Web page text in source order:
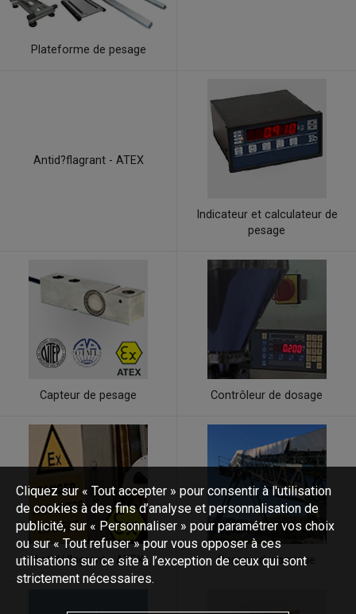
Plateforme de pesage
Antid?flagrant - ATEX
Indicateur et calculateur de
pesage
Capteur de pesage Contrôleur de dosage
Antidéflagrant - ATEX Pesage dynamique
Cliquez sur « Tout accepter » pour consentir à l'utilisation
de cookies à des fins d’analyse et personnalisation de
publicité, sur « Personnaliser » pour paramétrer vos choix
ou sur « Tout refuser » pour vous opposer à ces
utilisations sur ce site à l’exception de ceux qui sont
strictement nécessaires.